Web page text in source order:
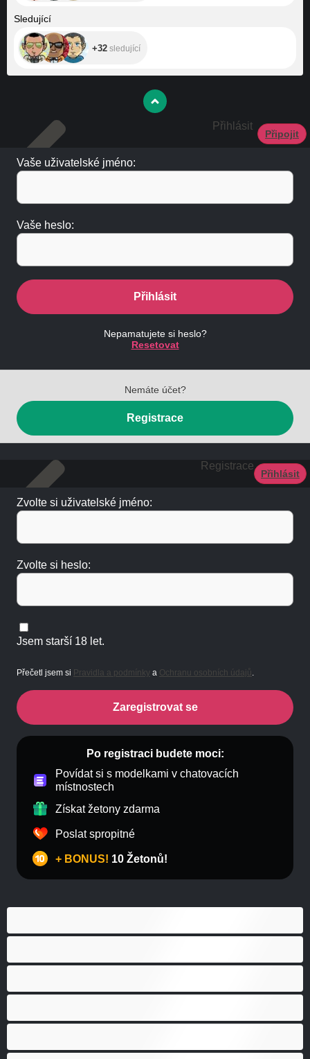
Sledující
+32 sledující
Přihlásit
Připojit
Vaše uživatelské jméno:
Vaše heslo:
Přihlásit
Nepamatujete si heslo?
Resetovat
Nemáte účet?
Registrace
Registrace
Přihlásit
Zvolte si uživatelské jméno:
Zvolte si heslo:
Jsem starší 18 let.
Přečetl jsem si Pravidla a podmínky a Ochranu osobních údajů.
Zaregistrovat se
Po registraci budete moci:
Povídat si s modelkami v chatovacích
místnostech
Získat žetony zdarma
Poslat spropitné
+ BONUS! 10 Žetonů!